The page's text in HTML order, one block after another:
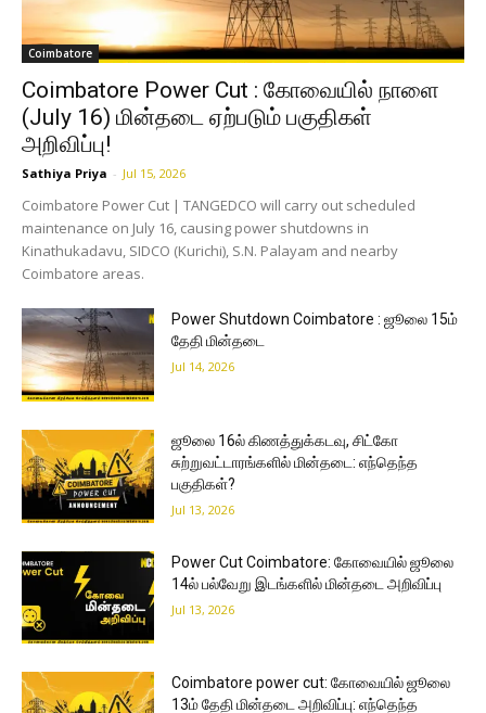
Coimbatore
Coimbatore Power Cut : கோவையில் நாளை
(July 16) மின்தடை ஏற்படும் பகுதிகள்
அறிவிப்பு!
Sathiya Priya - Jul 15, 2026
Coimbatore Power Cut | TANGEDCO will carry out scheduled
maintenance on July 16, causing power shutdowns in
Kinathukadavu, SIDCO (Kurichi), S.N. Palayam and nearby
Coimbatore areas.
Power Shutdown Coimbatore : ஜூலை 15ம்
தேதி மின்தடை
Jul 14, 2026
ஜூலை 16ல் கிணத்துக்கடவு, சிட்கோ
சுற்றுவட்டாரங்களில் மின்தடை: எந்தெந்த
பகுதிகள்?
Jul 13, 2026
Power Cut Coimbatore: கோவையில் ஜூலை
14ல் பல்வேறு இடங்களில் மின்தடை அறிவிப்பு
Jul 13, 2026
Coimbatore power cut: கோவையில் ஜூலை
13ம் தேதி மின்தடை அறிவிப்பு: எந்தெந்த